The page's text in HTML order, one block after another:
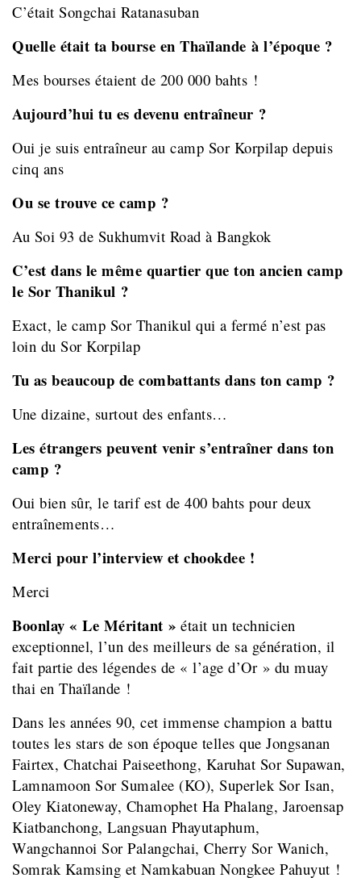
C’était Songchai Ratanasuban
Quelle était ta bourse en Thaïlande à l’époque ?
Mes bourses étaient de 200 000 bahts !
Aujourd’hui tu es devenu entraîneur ?
Oui je suis entraîneur au camp Sor Korpilap depuis
cinq ans
Ou se trouve ce camp ?
Au Soi 93 de Sukhumvit Road à Bangkok
C’est dans le même quartier que ton ancien camp
le Sor Thanikul ?
Exact, le camp Sor Thanikul qui a fermé n’est pas
loin du Sor Korpilap
Tu as beaucoup de combattants dans ton camp ?
Une dizaine, surtout des enfants…
Les étrangers peuvent venir s’entraîner dans ton
camp ?
Oui bien sûr, le tarif est de 400 bahts pour deux
entraînements…
Merci pour l’interview et chookdee !
Merci
Boonlay « Le Méritant » était un technicien
exceptionnel, l’un des meilleurs de sa génération, il
fait partie des légendes de « l’age d’Or » du muay
thai en Thaïlande !
Dans les années 90, cet immense champion a battu
toutes les stars de son époque telles que Jongsanan
Fairtex, Chatchai Paiseethong, Karuhat Sor Supawan,
Lamnamoon Sor Sumalee (KO), Superlek Sor Isan,
Oley Kiatoneway, Chamophet Ha Phalang, Jaroensap
Kiatbanchong, Langsuan Phayutaphum,
Wangchannoi Sor Palangchai, Cherry Sor Wanich,
Somrak Kamsing et Namkabuan Nongkee Pahuyut !